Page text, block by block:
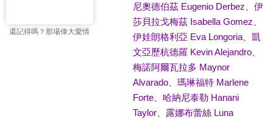
還記得嗎？那場偉大愛情
尼奧德伯茲 Eugenio Derbez
伊
莎貝拉戈梅茲 Isabella Gomez
伊娃朗格利亞 Eva Longoria、 凱
文亞歷杭德羅 Kevin Alejandro、
梅諾阿爾瓦拉多 Maynor
Alvarado、 瑪琳福特 Marlene
Forte、 哈納尼泰勒 Hanani
Taylor、 露娜布蕾絲 Luna